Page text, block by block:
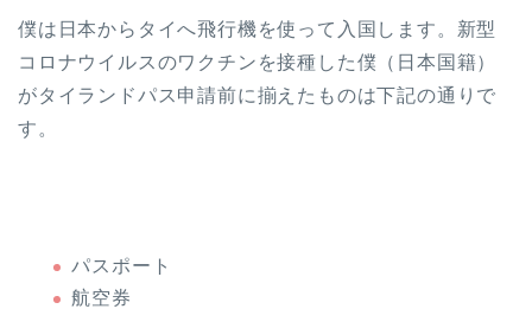
僕は日本からタイへ飛行機を使って入国します。新型
コロナウイルスのワクチンを接種した僕（日本国籍）
がタイランドパス申請前に揃えたものは下記の通りで
す。
パスポート
航空券